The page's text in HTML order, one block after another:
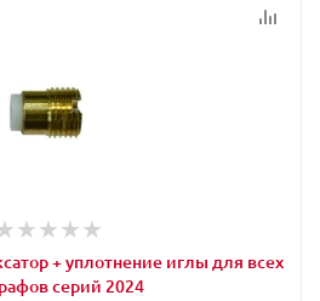
+ уплотнение иглы для всех
серий 2024